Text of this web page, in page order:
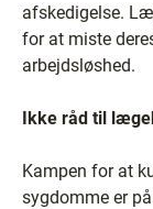
afskedigelse.
for at miste
arbejdsløshed.
Ikke råd til
Kampen for at
sygdomme er